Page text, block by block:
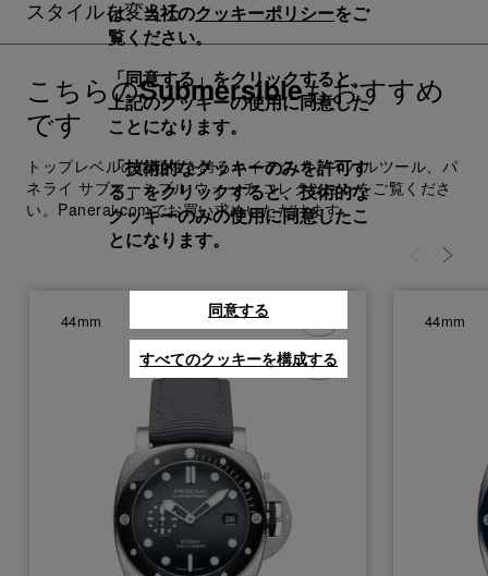
スタイルを変える
こちらのSubmersibleもおすすめ
です
トップレベルの信頼性を誇るハイテク サバイバルツール、パ
ネライ サブマーシブル ウォッチ コレクションをご覧くださ
い。Panerai.comでお買い求めいただけます。
44mm 44mm
は、当社のクッキーポリシーをご
覧ください。
「同意する」をクリックすると、
上記のクッキーの使用に同意した
ことになります。
「技術的なクッキーのみを許可す
る」をクリックすると、技術的な
クッキーのみの使用に同意したこ
とになります。
同意する
すべてのクッキーを構成する